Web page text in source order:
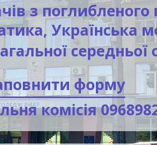
форму
комісія
Українська
середньої
з